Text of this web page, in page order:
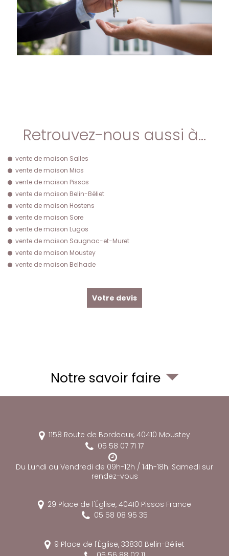
Retrouvez-nous aussi à…
vente de maison Salles
vente de maison Mios
vente de maison Pissos
vente de maison Belin-Béliet
vente de maison Hostens
vente de maison Sore
vente de maison Lugos
vente de maison Saugnac-et-Muret
vente de maison Moustey
vente de maison Belhade
Votre devis
Notre savoir faire
1158 Route de Bordeaux, 40410 Moustey
05 58 07 71 17
Du Lundi au Vendredi de 09h-12h / 14h-18h. Samedi sur
rendez-vous
29 Place de l'Église, 40410 Pissos France
05 58 08 95 35
9 Place de l'Église, 33830 Belin-Béliet